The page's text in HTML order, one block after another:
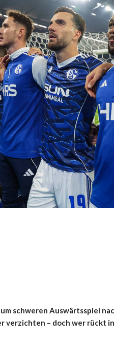
schweren Auswärtsspiel
verzichten – doch wer rückt